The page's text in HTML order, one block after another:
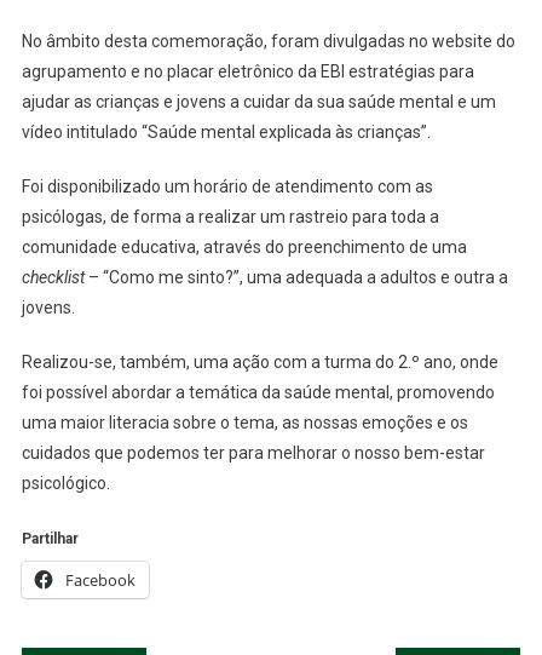
No âmbito desta comemoração, foram divulgadas no website do
agrupamento e no placar eletrônico da EBI estratégias para
ajudar as crianças e jovens a cuidar da sua saúde mental e um
vídeo intitulado “Saúde mental explicada às crianças”.
Foi disponibilizado um horário de atendimento com as
psicólogas, de forma a realizar um rastreio para toda a
comunidade educativa, através do preenchimento de uma
checklist– “Como me sinto?”, uma adequada a adultos e outra a
jovens.
Realizou-se, também, uma ação com a turma do 2.º ano, onde
foi possível abordar a temática da saúde mental, promovendo
uma maior literacia sobre o tema, as nossas emoções e os
cuidados que podemos ter para melhorar o nosso bem-estar
psicológico.
Partilhar
Facebook